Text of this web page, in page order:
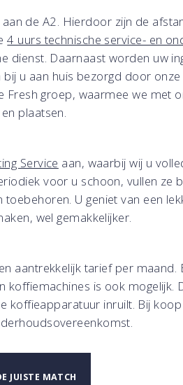
de A2. Hierdoor zijn de
4 uurs technische service- en
dienst. Daarnaast worden uw
u aan huis bezorgd door
groep, waarmee we met
plaatsen.
Service aan, waarbij wij u
voor u schoon, vullen ze
U geniet van een
wel gemakkelijker.
aantrekkelijk tarief per maand.
koffiemachines is ook mogelijk.
koffieapparatuur inruilt. Bij
JUISTE MATCH